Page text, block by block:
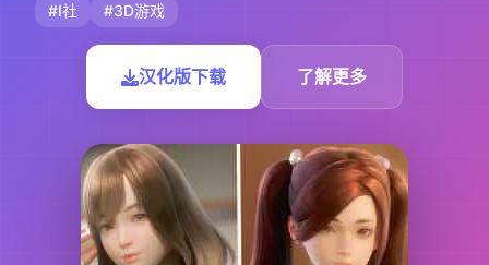
#I社 #3D游戏
汉化版下载 了解更多